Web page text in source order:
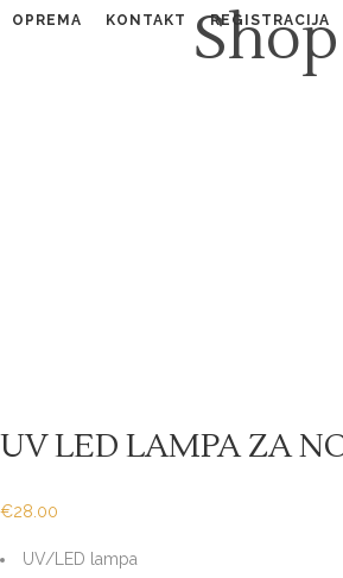
OPREMA KONTAKT REGISTRACIJA
Shop
UV LED LAMPA ZA
€28.00
UV/LED lampa